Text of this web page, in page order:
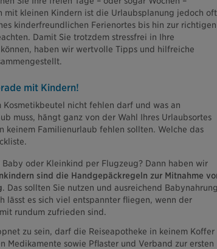
mit kleinen Kindern ist die Urlaubsplanung jedoch oft
kinderfreundlichen Ferienortes bis hin zur richtigen
Damit Sie trotzdem stressfrei in Ihre
haben wir wertvolle Tipps und hilfreiche
mit Kindern!
nicht fehlen darf und was an
muss, hängt ganz von der Wahl Ihres Urlaubsortes
Familienurlaub fehlen sollten. Welche das
Baby oder Kleinkind per Flugzeug? Dann haben wir
sind die Handgepäckregeln zur Mitnahme
. Das sollten Sie nutzen und ausreichend
lässt es sich viel entspannter fliegen, wenn der
rundum zufrieden sind.
zu sein, darf die Reiseapotheke in keinem Koffer
Medikamente sowie Pflaster und Verband zur ersten